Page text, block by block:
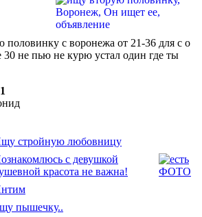
с воронежа от 21-36 для с о
30 не пью не курю устал один где ты
стройную любовницу
с девушкой
красота не важна!
пышечку..